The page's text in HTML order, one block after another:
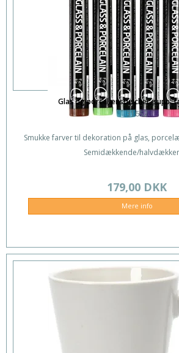
Glas og porcelænstuscher, supp.
31652
Smukke farver til dekoration på glas,
Semidækkende/
179,00 DKK
Mere info